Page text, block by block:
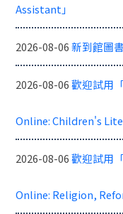
Assistant」
2026-08-06新到館圖
2026-08-06歡迎試用
Online: Children's
2026-08-06歡迎試用
Online: Religion,